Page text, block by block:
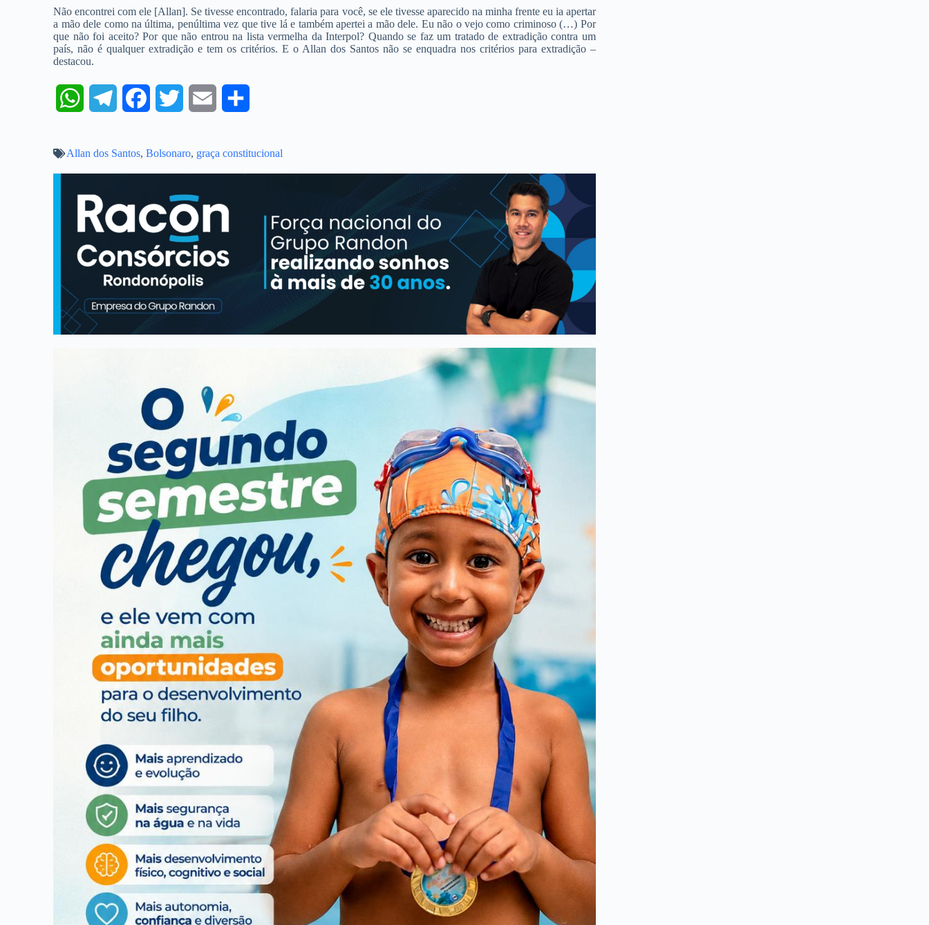
Não encontrei com ele [Allan]. Se tivesse encontrado, falaria para você, se ele tivesse aparecido na minha frente eu ia apertar
a mão dele como na última, penúltima vez que tive lá e também apertei a mão dele. Eu não o vejo como criminoso (…) Por
que não foi aceito? Por que não entrou na lista vermelha da Interpol? Quando se faz um tratado de extradição contra um
país, não é qualquer extradição e tem os critérios. E o Allan dos Santos não se enquadra nos critérios para extradição –
destacou.
W
a
s
A
p
l
g
r
a
c
b
o
o
i
t
e
r
a
l
a
Allan dos Santos,Bolsonaro, graça constitucional